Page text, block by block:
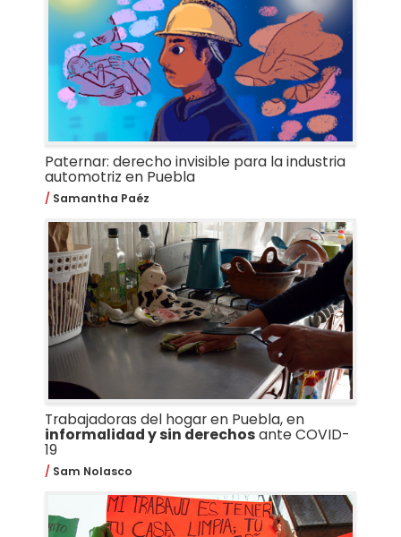
Paternar: derecho invisible para la industria
automotriz en Puebla
Samantha Paéz
Trabajadoras del hogar en Puebla, en
informalidad y sin derechosante COVID-
19
Sam Nolasco